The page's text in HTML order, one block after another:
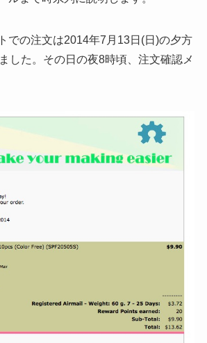
での注文は2014年7月13日(日)の夕方
した。その日の夜8時頃、注文確認メ